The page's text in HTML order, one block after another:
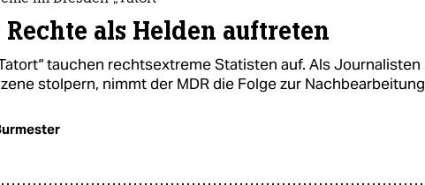
als Helden auftreten
tauchen rechtsextreme Statisten auf. Als Journalisten
stolpern, nimmt der MDR die Folge zur Nachbearbeitung